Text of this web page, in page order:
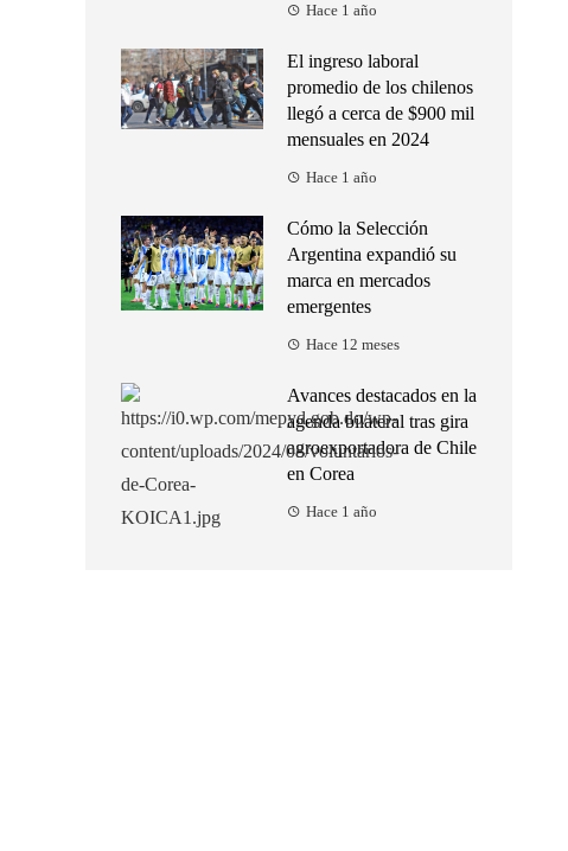
Hace 1 año
El ingreso laboral
promedio de los chilenos
llegó a cerca de $900 mil
mensuales en 2024
Hace 1 año
Cómo la Selección
Argentina expandió su
marca en mercados
emergentes
Hace 12 meses
Avances destacados en la
agenda bilateral tras gira
agroexportadora de Chile
en Corea
Hace 1 año